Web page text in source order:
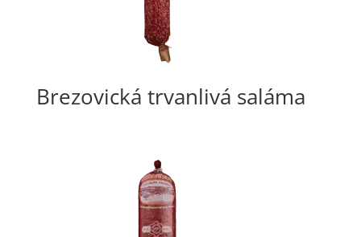
Brezovická trvanlivá saláma